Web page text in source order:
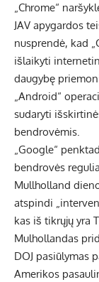
„Chrome“
JAV apygardos
nusprendė, kad
išlaikyti
daugybę
„Android“
sudaryti
bendrovėmis.
„Google“
bendrovės
Mullholland
atspindi
kas iš tikrųjų yra
Mulhollandas
DOJ pasiūlymas
Amerikos